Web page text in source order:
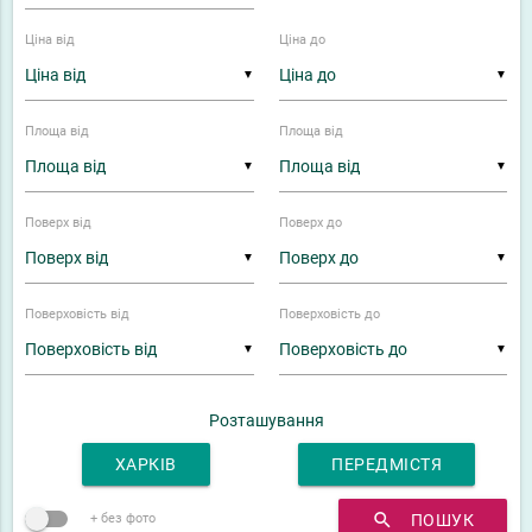
▼
Ціна від
▼
Ціна до
▼
Площа від
▼
Площа від
▼
Поверх від
▼
Поверх до
▼
Поверховість від
▼
Поверховість до
Розташування
ХАРКІВ ПЕРЕДМІСТЯ
+ без фото search ПОШУК